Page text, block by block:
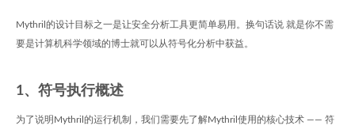
Mythril的设计目标之一是让安全分析工具更简单易用。换句话说 就是你不需
要是计算机科学领域的博士就可以从符号化分析中获益。
1、符号执行概述
为了说明Mythril的运行机制，我们需要先了解Mythril使用的核心技术 —— 符